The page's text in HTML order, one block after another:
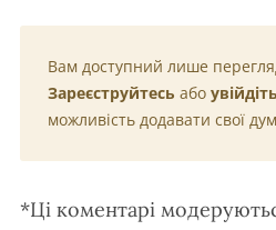
Вам доступний лише
Зареєструйтесь або увійдіть
можливість додавати свої
*Ці коментарі